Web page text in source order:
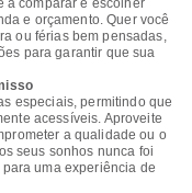
a comparar e escolher
e orçamento. Quer você
ou férias bem pensadas,
para garantir que sua
especiais, permitindo que
acessíveis. Aproveite
a qualidade ou o
seus sonhos nunca foi
uma experiência de